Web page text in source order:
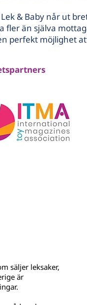
& Baby når ut
fler än själva
perfekt möjlighet
säljer leksaker,
är